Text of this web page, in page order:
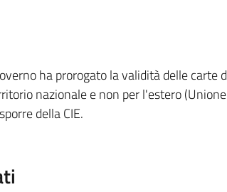
ha prorogato la validità delle
nazionale e non per l'estero
della CIE.